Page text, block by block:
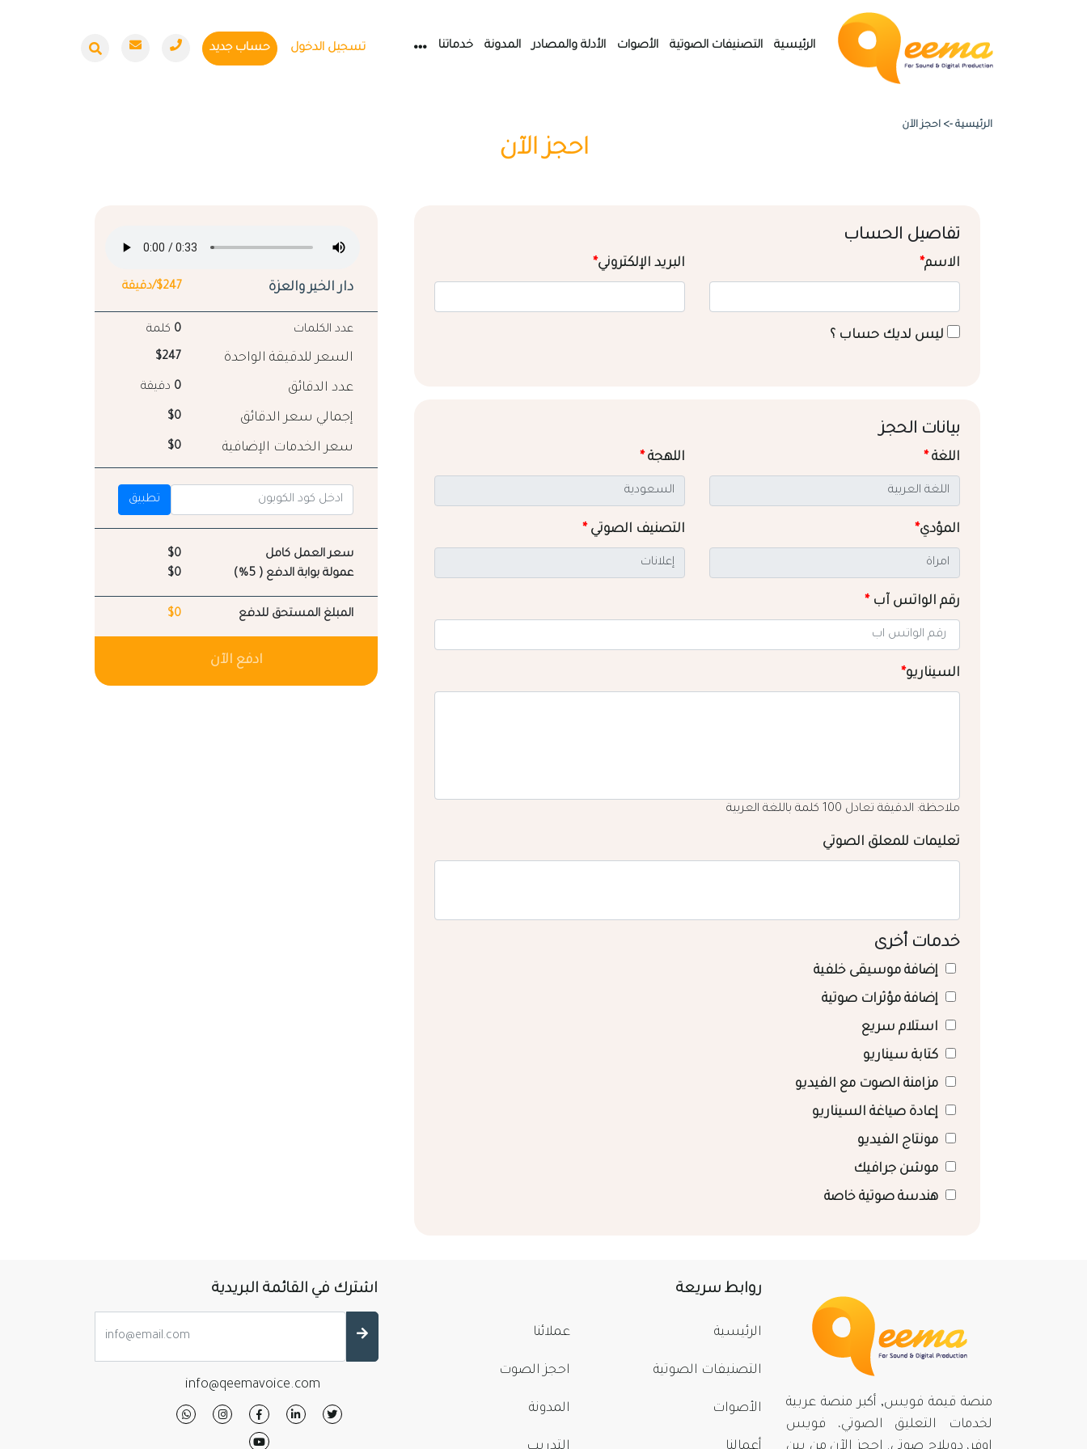
الرئيسية التصنيفات الصوتية الأصوات الأدلة والمصادر المدونة خدماتنا تسجيل الدخول حساب جديد
الرئيسية -> احجز الآن
احجز الآن
تفاصيل الحساب
الاسم* البريد الإلكتروني*
ليس لديك حساب ؟
بيانات الحجز
اللغة* اللهجة*
المؤدي* التصنيف الصوتي*
رقم الواتس آب*
السيناريو*
ملاحظة: الدقيقة تعادل 100 كلمة باللغة العربية
تعليمات للمعلق الصوتي
خدمات أخرى
إضافة موسيقى خلفية
إضافة مؤثرات صوتية
استلام سريع
كتابة سيناريو
مزامنة الصوت مع الفيديو
إعادة صياغة السيناريو
مونتاج الفيديو
موشن جرافيك
هندسة صوتية خاصة
دار الخير والعزة $247/دقيقة
عدد الكلمات 0 كلمة
السعر للدقيقة الواحدة $247
عدد الدقائق 0 دقيقة
إجمالي سعر الدقائق $0
سعر الخدمات الإضافية $0
تطبيق
سعر العمل كامل
$0
عمولة بوابة الدفع ( 5%)
$0
المبلغ المستحق للدفع $0
ادفع الآن
منصة قيمة فويس, أكبر منصة عربية
لخدمات التعليق الصوتي، فويس
روابط سريعة
الرئيسية
التصنيفات الصوتية
الأصوات
عملائنا
احجز الصوت
المدونة
اشترك في القائمة البريدية
info@qeemavoice.com